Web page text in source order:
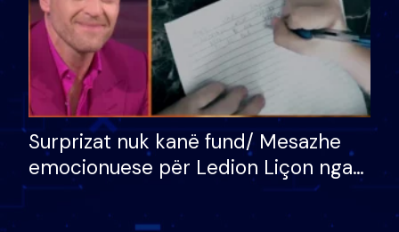
Surprizat nuk kanë fund/ Mesazhe
emocionuese për Ledion Liçon nga
nëna dhe fëmijët e tij, moderatori
nuk i mban dot lotët: Nuk meritoj…